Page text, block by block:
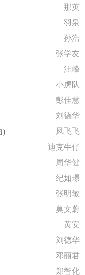
那英
羽泉
孙浩
张学友
汪峰
小虎队
彭佳慧
刘德华
)
凤飞飞
迪克牛仔
周华健
纪如璟
张明敏
莫文蔚
黄安
刘德华
邓丽君
郑智化